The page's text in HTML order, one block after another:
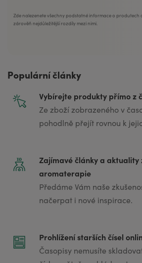
Zde nalezenete všechny podstatné informace o produtech
zárověň nejdůležitější rozdíly mezi nimi.
Populární články
Vybírejte produkty přímo z
Ze zboží zobrazeného v
pohodlně přejít rovnou k
Zajímavé články a aktuality
aromaterapie
Předáme Vám naše
načerpat i nové inspirace.
Prohlížení starších čísel
Časopisy nemusíte